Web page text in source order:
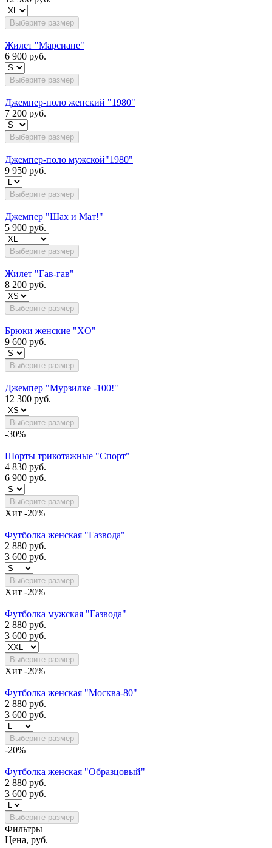
Выберите размер
Жилет "Марсиане"
6 900 руб.
Выберите размер
Джемпер-поло женский "1980"
7 200 руб.
Выберите размер
Джемпер-поло мужской"1980"
9 950 руб.
Выберите размер
Джемпер "Шах и Мат!"
5 900 руб.
Выберите размер
Жилет "Гав-гав"
8 200 руб.
Выберите размер
Брюки женские "XO"
9 600 руб.
Выберите размер
Джемпер "Мурзилке -100!"
12 300 руб.
Выберите размер
-30%
Шорты трикотажные "Спорт"
4 830 руб.
6 900 руб.
Выберите размер
Хит -20%
Футболка женская "Газвода"
2 880 руб.
3 600 руб.
Выберите размер
Хит -20%
Футболка мужская "Газвода"
2 880 руб.
3 600 руб.
Выберите размер
Хит -20%
Футболка женская "Москва-80"
2 880 руб.
3 600 руб.
Выберите размер
-20%
Футболка женская "Образцовый"
2 880 руб.
3 600 руб.
Выберите размер
Фильтры
Цена, руб.